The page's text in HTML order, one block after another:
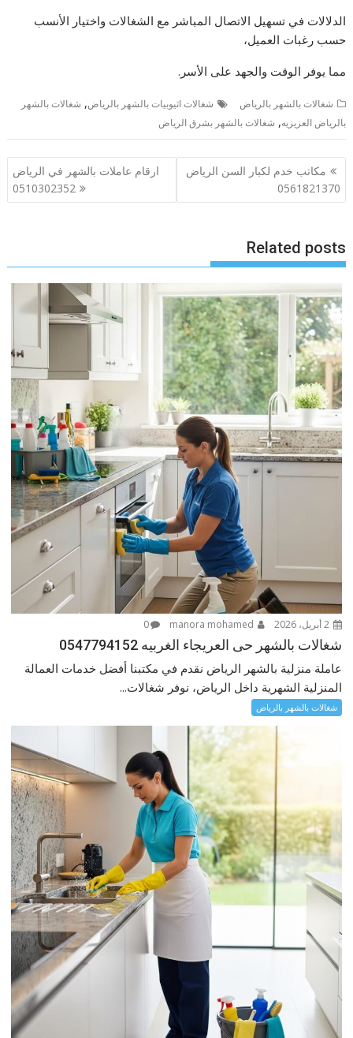
الدلالات في تسهيل الاتصال المباشر مع الشغالات واختيار الأنسب
حسب رغبات العميل،
مما يوفر الوقت والجهد على الأسر.
شغالات بالشهر بالرياض شغالات اثيوبيات بالشهر بالرياض, شغالات بالشهر
بالرياض العزيزيه, شغالات بالشهر بشرق الرياض
تصفّح
المقالات
مكاتب خدم لكبار السن الرياض
0561821370
ارقام عاملات بالشهر في الرياض
0510302352
Related posts
2 أبريل، 2026 0
شغالات بالشهر حى العريجاء الغربيه 0547794152
عاملة منزلية بالشهر الرياض نقدم في مكتبنا أفضل خدمات العمالة
المنزلية الشهرية داخل الرياض، نوفر شغالات...
شغالات بالشهر بالرياض